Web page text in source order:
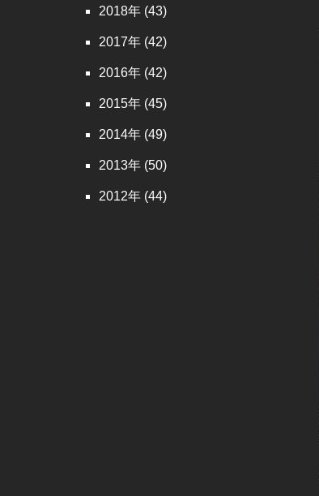
2018 (43)
2017 (42)
2016 (42)
2015 (45)
2014 (49)
2013 (50)
2012 (44)